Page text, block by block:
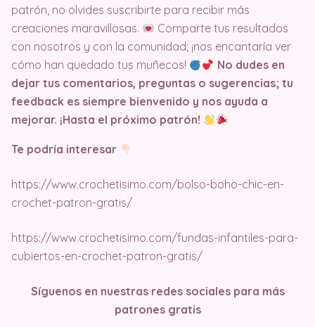
patrón, no olvides suscribirte para recibir más
creaciones maravillosas.
Comparte tus resultados
con nosotros y con la comunidad; ¡nos encantaría ver
cómo han quedado tus muñecos!
No dudes en
dejar tus comentarios, preguntas o sugerencias; tu
feedback es siempre bienvenido y nos ayuda a
mejorar. ¡Hasta el próximo patrón!
Te podría interesar
https://www.crochetisimo.com/bolso-boho-chic-en-
crochet-patron-gratis/
https://www.crochetisimo.com/fundas-infantiles-para-
cubiertos-en-crochet-patron-gratis/
Síguenos en nuestras redes sociales para más
patrones gratis